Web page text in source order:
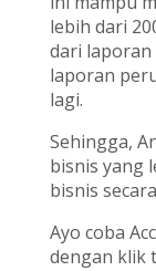
lebih dari
dari laporan
laporan
lagi.
Sehingga,
bisnis yang
bisnis
Ayo coba
dengan klik